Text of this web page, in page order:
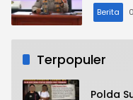
Berita
Terpopuler
Polda